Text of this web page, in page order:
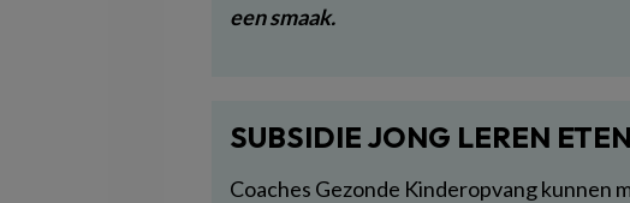
een smaak.
SUBSIDIE JONG LEREN ETEN
Coaches Gezonde Kinderopvang kunnen